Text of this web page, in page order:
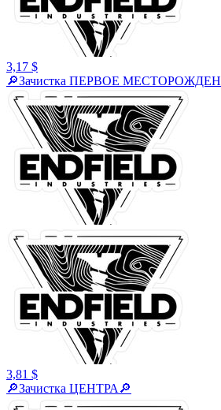
3,17 $
🔎Зачистка ПЕРВОЕ
3,81 $
🔎Зачистка ЦЕНТРА🔎